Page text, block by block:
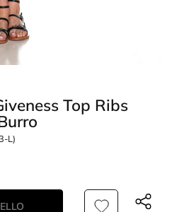
Top Ribs
L)